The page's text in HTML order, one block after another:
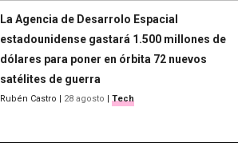
La Agencia de Desarrolo Espacial
estadounidense gastará 1.500 millones de
dólares para poner en órbita 72 nuevos
satélites de guerra
Rubén Castro 28 agosto Tech